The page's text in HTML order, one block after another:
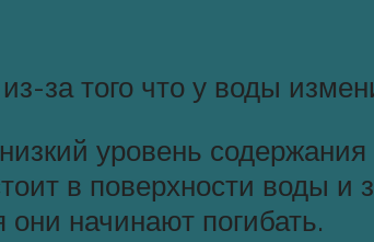
за того что у воды
уровень
в поверхности воды и
они начинают погибать.